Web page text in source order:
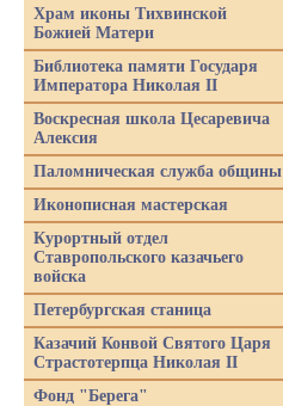
Храм иконы Тихвинской
Божией Матери
Библиотека памяти Государя
Императора Николая II
Воскресная школа Цесаревича
Алексия
Паломническая служба общины
Иконописная мастерская
Курортный отдел
Ставропольского казачьего
войска
Петербургская станица
Казачий Конвой Святого Царя
Страстотерпца Николая II
Фонд "Берега"